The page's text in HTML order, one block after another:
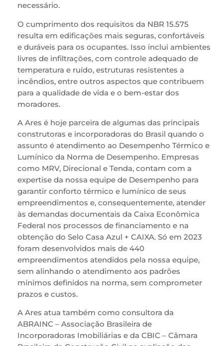
necessário.
O cumprimento dos requisitos da NBR 15.575
resulta em edificações mais seguras, confortáveis
e duráveis para os ocupantes. Isso inclui ambientes
livres de infiltrações, com controle adequado de
temperatura e ruído, estruturas resistentes a
incêndios, entre outros aspectos que contribuem
para a qualidade de vida e o bem-estar dos
moradores.
A Ares é hoje parceira de algumas das principais
construtoras e incorporadoras do Brasil quando o
assunto é atendimento ao Desempenho Térmico e
Lumínico da Norma de Desempenho. Empresas
como MRV, Direcional e Tenda, contam com a
expertise da nossa equipe de Desempenho para
garantir conforto térmico e lumínico de seus
empreendimentos e, consequentemente, atender
às demandas documentais da Caixa Econômica
Federal nos processos de financiamento e na
obtenção do Selo Casa Azul + CAIXA. Só em 2023
foram desenvolvidos mais de 440
empreendimentos atendidos pela nossa equipe,
sem alinhando o atendimento aos padrões
mínimos definidos na norma, sem comprometer
prazos e custos.
A Ares atua também como consultora da
ABRAINC – Associação Brasileira de
Incorporadoras Imobiliárias e da CBIC – Câmara